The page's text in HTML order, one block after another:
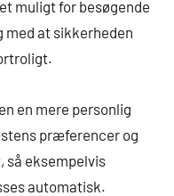
muligt for besøgende
at sikkerheden
en mere personlig
præferencer og
så eksempelvis
automatisk.